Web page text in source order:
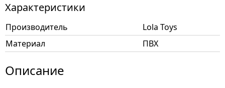
Характеристики
Производитель
Lola Toys
Материал
ПВХ
Описание